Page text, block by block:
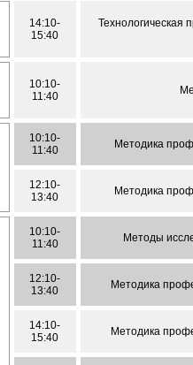
14:10-
15:40
Технологическая
10:10-
11:40
10:10-
11:40
Методика
12:10-
13:40
Методика
10:10-
11:40
Методы
12:10-
13:40
Методика
14:10-
15:40
Методика